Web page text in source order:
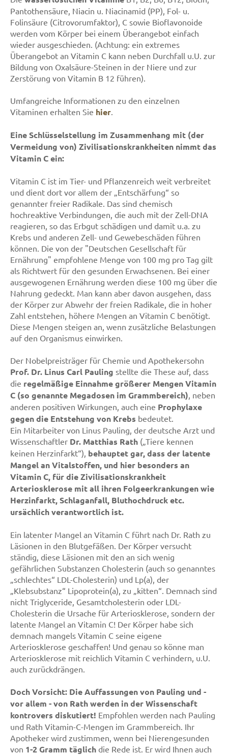
Pantothensäure, Niacin u. Niacinamid (PP), Fol- u.
Folinsäure (Citrovorumfaktor), C sowie Bioflavonoide
werden vom Körper bei einem Überangebot einfach
wieder ausgeschieden. (Achtung: ein extremes
Überangebot an Vitamin C kann neben Durchfall u.U. zur
Bildung von Oxalsäure-Steinen in der Niere und zur
Zerstörung von Vitamin B 12 führen).
Umfangreiche Informationen zu den einzelnen
Vitaminen erhalten Sie hier.
Eine Schlüsselstellung im Zusammenhang mit (der
Vermeidung von) Zivilisationskrankheiten nimmt das
Vitamin C ein:
Vitamin C ist im Tier- und Pflanzenreich weit verbreitet
und dient dort vor allem der „Entschärfung“ so
genannter freier Radikale. Das sind chemisch
hochreaktive Verbindungen, die auch mit der Zell-DNA
reagieren, so das Erbgut schädigen und damit u.a. zu
Krebs und anderen Zell- und Gewebeschäden führen
können. Die von der "Deutschen Gesellschaft für
Ernährung" empfohlene Menge von 100 mg pro Tag gilt
als Richtwert für den gesunden Erwachsenen. Bei einer
ausgewogenen Ernährung werden diese 100 mg über die
Nahrung gedeckt. Man kann aber davon ausgehen, dass
der Körper zur Abwehr der freien Radikale, die in hoher
Zahl entstehen, höhere Mengen an Vitamin C benötigt.
Diese Mengen steigen an, wenn zusätzliche Belastungen
auf den Organismus einwirken.
Der Nobelpreisträger für Chemie und Apothekersohn
Prof. Dr. Linus Carl Pauling stellte die These auf, dass
die regelmäßige Einnahme größerer Mengen Vitamin
C (so genannte Megadosen im Grammbereich), neben
anderen positiven Wirkungen, auch eine Prophylaxe
gegen die Entstehung von Krebs bedeutet.
Ein Mitarbeiter von Linus Pauling, der deutsche Arzt und
Wissenschaftler Dr. Matthias Rath („Tiere kennen
keinen Herzinfarkt“), behauptet gar, dass der latente
Mangel an Vitalstoffen, und hier besonders an
Vitamin C, für die Zivilisationskrankheit
Arteriosklerose mit all ihren Folgeerkrankungen wie
Herzinfarkt, Schlaganfall, Bluthochdruck etc.
ursächlich verantwortlich ist.
Ein latenter Mangel an Vitamin C führt nach Dr. Rath zu
Läsionen in den Blutgefäßen. Der Körper versucht
ständig, diese Läsionen mit den an sich wenig
gefährlichen Substanzen Cholesterin (auch so genanntes
„schlechtes“ LDL-Cholesterin) und Lp(a), der
„Klebsubstanz“ Lipoprotein(a), zu „kitten“. Demnach sind
nicht Triglyceride, Gesamtcholesterin oder LDL-
Cholesterin die Ursache für Arteriosklerose, sondern der
latente Mangel an Vitamin C! Der Körper habe sich
demnach mangels Vitamin C seine eigene
Arteriosklerose geschaffen! Und genau so könne man
Arteriosklerose mit reichlich Vitamin C verhindern, u.U.
auch zurückdrängen.
Doch Vorsicht: Die Auffassungen von Pauling und -
vor allem - von Rath werden in der Wissenschaft
kontrovers diskutiert! Empfohlen werden nach Pauling
und Rath Vitamin-C-Mengen im Grammbereich. Ihr
Apotheker wird zustimmen, wenn bei Nierengesunden
von 1-2 Gramm täglich die Rede ist. Er wird Ihnen auch